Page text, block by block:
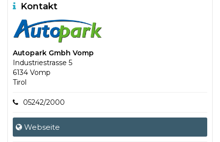
Kontakt
Autopark Gmbh Vomp
Industriestrasse 5
6134 Vomp
Tirol
05242/2000
Webseite